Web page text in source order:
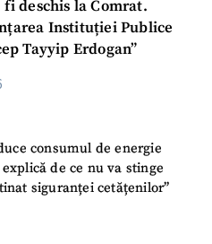
deschis la Comrat.
Instituției Publice
Tayyip Erdogan”
consumul de energie
de ce nu va stinge
siguranței cetățenilor”